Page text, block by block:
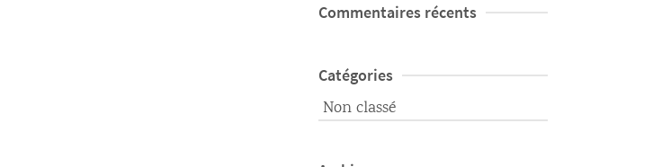
Commentaires récents
Catégories
Non classé